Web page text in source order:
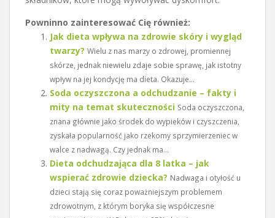
Powninno zainteresować Cię również:
Jak dieta wpływa na zdrowie skóry i wygląd
twarzy? Wielu z nas marzy o zdrowej, promiennej
skórze, jednak niewielu zdaje sobie sprawę, jak istotny
wpływ na jej kondycję ma dieta. Okazuje...
Soda oczyszczona a odchudzanie – fakty i
mity na temat skuteczności Soda oczyszczona,
znana głównie jako środek do wypieków i czyszczenia,
zyskała popularność jako rzekomy sprzymierzeniec w
walce z nadwagą. Czy jednak ma...
Dieta odchudzająca dla 8 latka – jak
wspierać zdrowie dziecka? Nadwaga i otyłość u
dzieci stają się coraz poważniejszym problemem
zdrowotnym, z którym boryka się współczesne